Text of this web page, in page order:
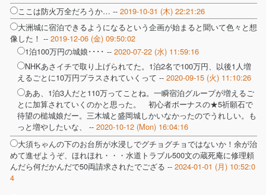
ここは防火万全だろうか… -- 2019-10-31 (木) 22:21:26
大洲城に宿泊できるようになるという企画が始まると聞いて色々と想
像した！ -- 2019-12-06 (金) 09:50:02
1泊100万円の城娘････ -- 2020-07-22 (水) 11:59:16
NHKあさイチで取り上げられてた。1泊2名で100万円、以後1人増
えるごとに10万円プラスされていくって -- 2020-09-15 (火) 11:10:26
ああ、1泊3人だと110万ってことね。一瞬宿泊グループが増えるご
とに加算されていくのかと思った。 初心者ボーナスの★5祈願石で
待望の槌城娘だー。三木城と盛岡城しかいなかったのでうれしい。も
っと増やしたいな、 -- 2020-10-12 (Mon) 16:04:16
大須ちゃんの下のお台所が水浸しでグチョグチョではないか！余が治
めて進ぜようぞ、ほれほれ・・・水道トラブル500文の蔵死庵に修理頼
んだら何だかんだで50両請求されたでござる -- 2024-01-01 (月) 10:52:0
4